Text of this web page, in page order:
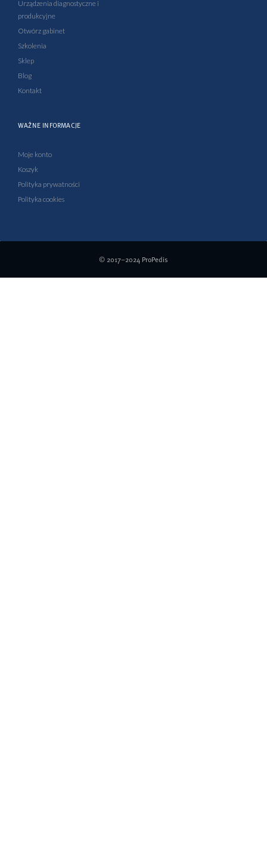
Urządzenia diagnostyczne i
produkcyjne
Otwórz gabinet
Szkolenia
Sklep
Blog
Kontakt
WAŻNE INFORMACJE
Moje konto
Koszyk
Polityka prywatności
Polityka cookies
© 2017–2024 ProPedis